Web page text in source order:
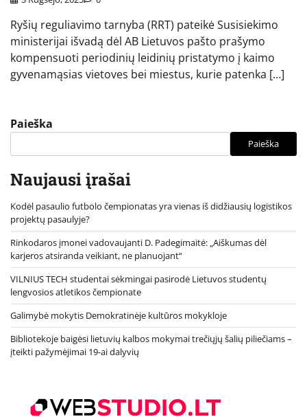
Ryšių reguliavimo tarnyba (RRT) pateikė Susisiekimo
ministerijai išvadą dėl AB Lietuvos pašto prašymo
kompensuoti periodinių leidinių pristatymo į kaimo
gyvenamąsias vietoves bei miestus, kurie patenka […]
Paieška
Paieška
Naujausi įrašai
Kodėl pasaulio futbolo čempionatas yra vienas iš didžiausių logistikos
projektų pasaulyje?
Rinkodaros įmonei vadovaujanti D. Padegimaitė: „Aiškumas dėl
karjeros atsiranda veikiant, ne planuojant“
VILNIUS TECH studentai sėkmingai pasirodė Lietuvos studentų
lengvosios atletikos čempionate
Galimybė mokytis Demokratinėje kultūros mokykloje
Bibliotekoje baigėsi lietuvių kalbos mokymai trečiųjų šalių piliečiams –
įteikti pažymėjimai 19-ai dalyvių